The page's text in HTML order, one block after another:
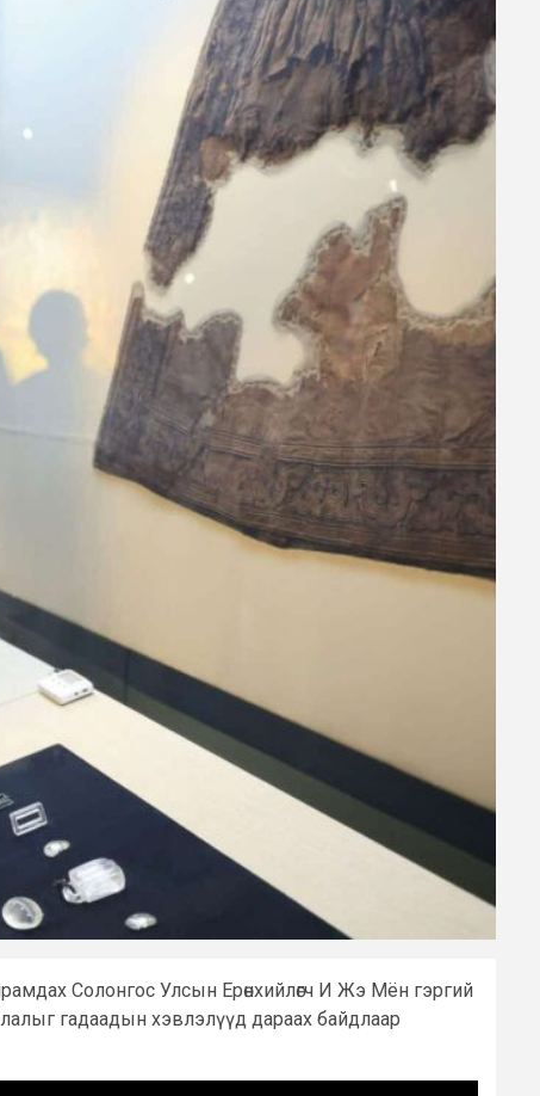
Солонгос Улсын Ерөнхийлөгч И Жэ Мён гэргий
гадаадын хэвлэлүүд дараах байдлаар